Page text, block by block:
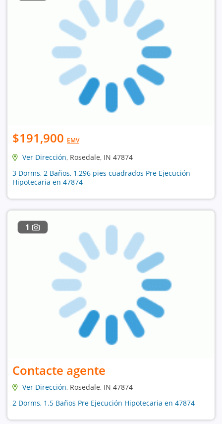
$191,900 EMV
Ver Dirección, Rosedale, IN 47874
3 Dorms, 2 Baños, 1,296 pies cuadrados Pre Ejecución
Hipotecaria en 47874
1
Contacte agente
Ver Dirección, Rosedale, IN 47874
2 Dorms, 1.5 Baños Pre Ejecución Hipotecaria en 47874